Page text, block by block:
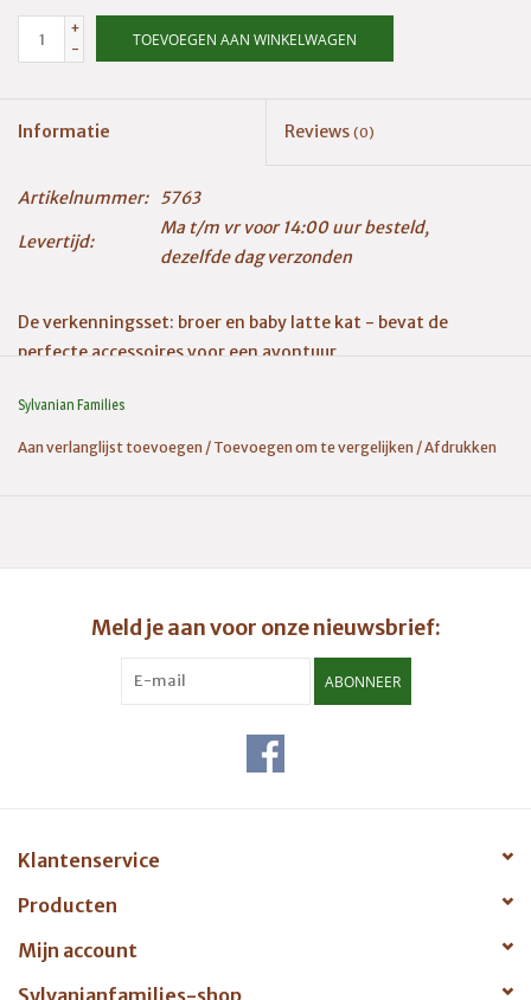
+
-
TOEVOEGEN AAN WINKELWAGEN
Informatie Reviews (0)
Artikelnummer: 5763
Levertijd:
Ma t/m vr voor 14:00 uur besteld,
dezelfde dag verzonden
De verkenningsset: broer en baby latte kat - bevat de
perfecte accessoires voor een avontuur.
Neem de personages mee op een expeditie met behulp van de
Sylvanian Families
Aan verlanglijst toevoegen / Toevoegen om te vergelijken /Afdrukken
Meld je aan voor onze nieuwsbrief:
ABONNEER
Klantenservice
Producten
Mijn account